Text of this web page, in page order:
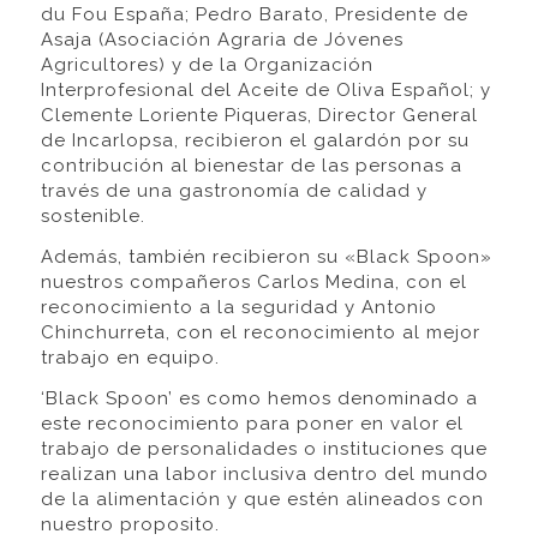
du Fou España; Pedro Barato, Presidente de
Asaja (Asociación Agraria de Jóvenes
Agricultores) y de la Organización
Interprofesional del Aceite de Oliva Español; y
Clemente Loriente Piqueras, Director General
de Incarlopsa, recibieron el galardón por su
contribución al bienestar de las personas a
través de una gastronomía de calidad y
sostenible.
Además, también recibieron su «Black Spoon»
nuestros compañeros Carlos Medina, con el
reconocimiento a la seguridad y Antonio
Chinchurreta, con el reconocimiento al mejor
trabajo en equipo.
‘Black Spoon’ es como hemos denominado a
este reconocimiento para poner en valor el
trabajo de personalidades o instituciones que
realizan una labor inclusiva dentro del mundo
de la alimentación y que estén alineados con
nuestro proposito.